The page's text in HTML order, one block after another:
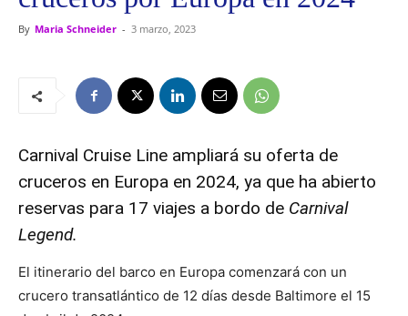
By Maria Schneider - 3 marzo, 2023
Carnival Cruise Line ampliará su oferta de
cruceros en Europa en 2024, ya que ha abierto
reservas para 17 viajes a bordo de Carnival
Legend.
El itinerario del barco en Europa comenzará con un
crucero transatlántico de 12 días desde Baltimore el 15